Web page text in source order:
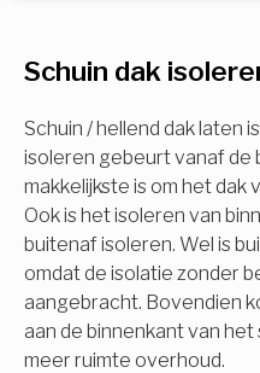
Schuin dak
Schuin / hellend dak laten
isoleren gebeurt vanaf de
makkelijkste is om het dak
Ook is het isoleren van
buitenaf isoleren. Wel is
omdat de isolatie zonder
aangebracht. Bovendien
aan de binnenkant van
meer ruimte overhoud.
Isolatiemaatregel
Spouwisolatie
Vloerisolatie
Dakisolatie
Gevelisolatie
Vul uw gegevens in
Voornaam